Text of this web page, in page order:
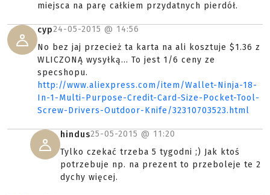
miejsca na parę całkiem przydatnych pierdół.
cyp24-05-2015 @ 14:56
No bez jaj przecież ta karta na ali kosztuje $1.36 z
WLICZONĄ wysyłką... To jest 1/6 ceny ze
specshopu.
http://www.aliexpress.com/item/Wallet-Ninja-18-
In-1-Multi-Purpose-Credit-Card-Size-Pocket-Tool-
Screw-Drivers-Outdoor-Knife/32310703523.html
hindus25-05-2015 @ 11:20
Tylko czekać trzeba 5 tygodni ;) Jak ktoś
potrzebuje np. na prezent to przeboleje te 2
dychy więcej.